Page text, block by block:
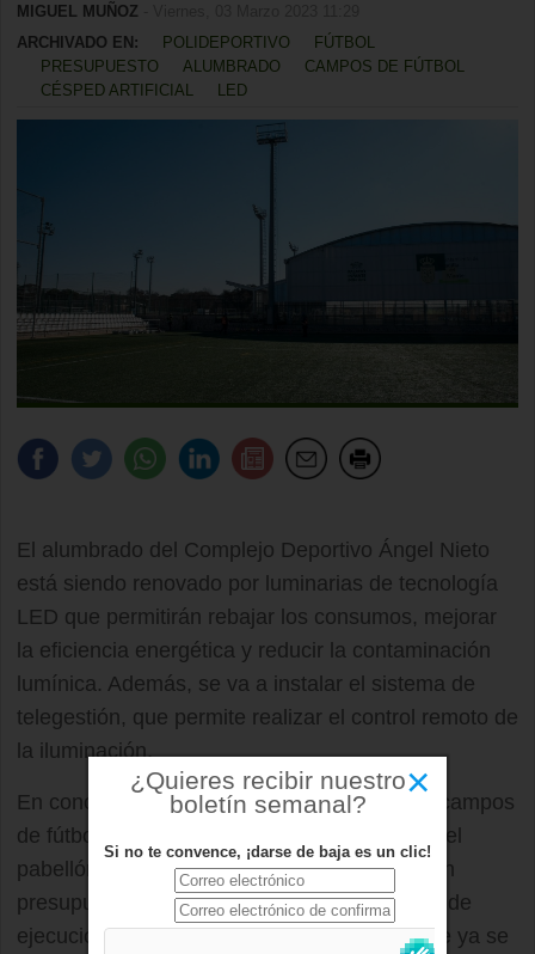
MIGUEL MUÑOZ
ARCHIVADO EN:
POLIDEPORTIVO
FÚTBOL
PRESUPUESTO
ALUMBRADO
CAMPOS DE FÚTBOL
CÉSPED ARTIFICIAL
LED
El alumbrado del Complejo Deportivo Ángel Nieto
está siendo renovado por luminarias de tecnología
LED que permitirán rebajar los consumos, mejorar
la eficiencia energética y reducir la contaminación
lumínica. Además, se va a instalar el sistema de
telegestión, que permite realizar el control remoto de
la iluminación.
En concreto, el cambio se va a hacer en los campos
de fútbol, pistas de tenis y de pádel, y pista del
pabellón cubierto. La actuación cuenta con un
presupuesto de 404.071,89 euros y un plazo de
ejecución de tres meses, y se suma a las que ya se
×
¿Quieres recibir nuestro
boletín semanal?
Si no te convence, ¡darse de baja es un clic!